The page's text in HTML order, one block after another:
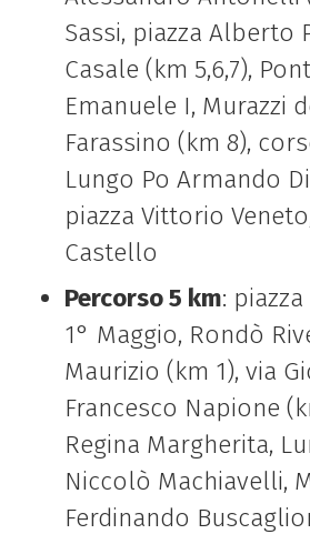
Sassi, piazza Alberto
Casale (km 5,6,7),
Emanuele I, Murazzi
Farassino (km 8),
Lungo Po Armando
piazza Vittorio
Castello
Percorso 5 km:
1° Maggio, Rondò
Maurizio (km 1), via
Francesco Napione
Regina Margherita,
Niccolò Machiavelli,
Ferdinando